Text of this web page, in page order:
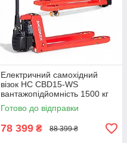
Електричний самохідний
візок HC CBD15-WS
вантажопідйомність 1500 кг
рохля електрична
Готово до відправки
78 399 ₴ 88 399 ₴